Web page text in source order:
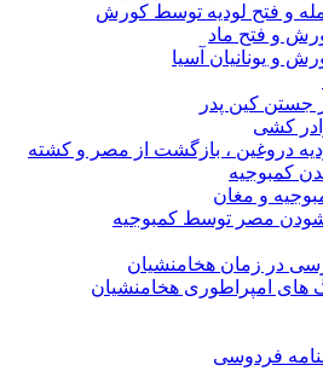
و فتح لودیه توسط کورش
و فتح ماد
و یونانیان آسیا
جستن کین پدر
کشی
دروغین ، بازگشت از مصر و کشته
کمبوجیه
و مغان
مصر توسط کمبوجیه
در زمان هخامنشیان
های امپراطوری هخامنشیان
فردوسی